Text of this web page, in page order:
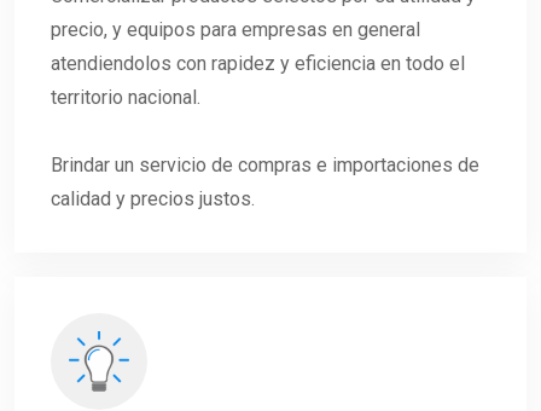
precio, y equipos para empresas en general
atendiendolos con rapidez y eficiencia en todo el
territorio nacional.
Brindar un servicio de compras e importaciones de
calidad y precios justos.